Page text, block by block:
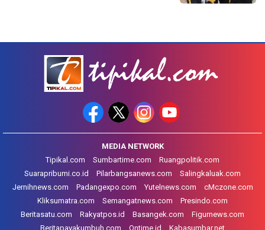
MEDIA NETWORK
Tipikal.com
Sumbartime.com
Ruangpolitik.com
Suarapribumi.co.id
Pilarbangsanews.com
Salingkaluak.com
Jernihnews.com
Padangexpo.com Yutelnews.com
cMczone.com
Kliksumatra.com
Semangatnews.com
Presindo.com
Beritasatu.com
Rakyatpos.id Basangek.com
Figurnews.com
Beritapayakumbuh.com
Ontime.id Kabasumbar.net